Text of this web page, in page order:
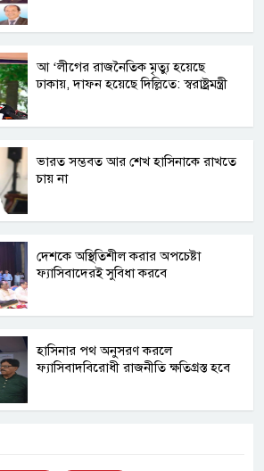
আ ‘লীগের রাজনৈতিক মৃত্যু হয়েছে
ঢাকায়, দাফন হয়েছে দিল্লিতে: স্বরাষ্ট্রমন্ত্রী
ভারত সম্ভবত আর শেখ হাসিনাকে রাখতে
চায় না
দেশকে অস্থিতিশীল করার অপচেষ্টা
ফ্যাসিবাদেরই সুবিধা করবে
হাসিনার পথ অনুসরণ করলে
ফ্যাসিবাদবিরোধী রাজনীতি ক্ষতিগ্রস্ত হবে